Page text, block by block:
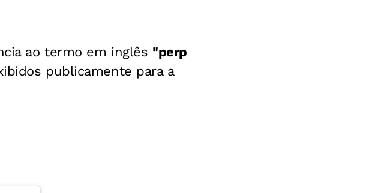
ao termo em inglês "perp
publicamente para a